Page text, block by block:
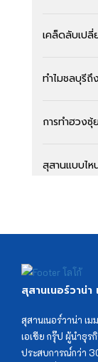
เคล็ดลับเป
ทำไมชลบุรี
การทำฮวงซุ้
สุสานแบบไห
ฮวงซุ้ย เบื้อ
ร่ำรวยเพรา
สุสานเนอร์วาน่า
สุสานเนอร์วาน่า เ
เอเชีย กรุ๊ป ผู้นำธุ
ประสบการณ์กว่า